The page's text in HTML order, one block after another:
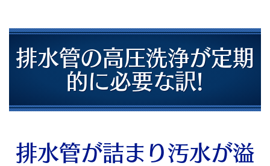
排水管の高圧洗浄が定期
的に必要な訳!
排水管が詰まり汚水が溢